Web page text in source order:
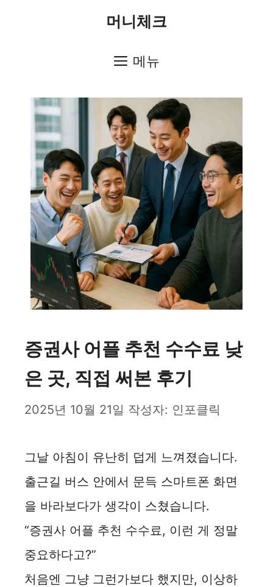
머니체크
메뉴
증권사 어플 추천 수수료 낮
은 곳, 직접 써본 후기
2025년 10월 21일 작성자: 인포클릭
그날 아침이 유난히 덥게 느껴졌습니다.
출근길 버스 안에서 문득 스마트폰 화면
을 바라보다가 생각이 스쳤습니다.
“증권사 어플 추천 수수료, 이런 게 정말
중요하다고?”
처음엔 그냥 그런가보다 했지만, 이상하